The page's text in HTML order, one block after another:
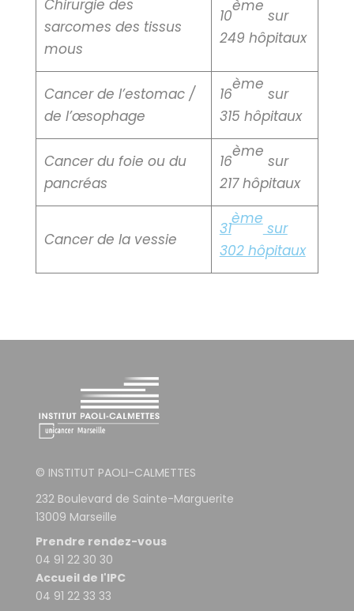
Chirurgie des
sarcomes des tissus
mous
10
ème
sur
249 hôpitaux
Cancer de l’estomac /
de l’œsophage
16
ème
sur
315 hôpitaux
Cancer du foie ou du
pancréas
16
ème
sur
217 hôpitaux
Cancer de la vessie
31
ème
sur
302 hôpitaux
© INSTITUT PAOLI-CALMETTES
232 Boulevard de Sainte-Marguerite
13009 Marseille
Prendre rendez-vous
04 91 22 30 30
Accueil de l'IPC
04 91 22 33 33